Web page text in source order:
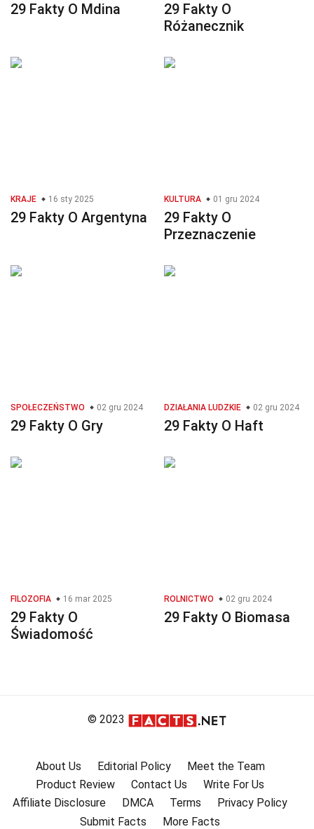
29 Fakty O Mdina
29 Fakty O
Różanecznik
KRAJE 16 sty 2025
29 Fakty O Argentyna
KULTURA 01 gru 2024
29 Fakty O
Przeznaczenie
SPOŁECZEŃSTWO 02 gru 2024
29 Fakty O Gry
DZIAŁANIA LUDZKIE 02 gru 2024
29 Fakty O Haft
FILOZOFIA 16 mar 2025
29 Fakty O
Świadomość
ROLNICTWO 02 gru 2024
29 Fakty O Biomasa
© 2023
About Us Editorial Policy
Meet the Team
Product Review
Contact Us
Write For Us
Affiliate Disclosure
DMCA Terms
Privacy Policy
Submit Facts
More Facts